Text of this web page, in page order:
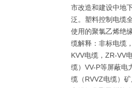
市改造和建设中地
泛。塑料控制电缆
使用的聚氯乙烯绝
缆解释：非标电缆
KVV电缆，ZR-VV
缆）VV-P等屏蔽电
缆（RVVZ电缆）